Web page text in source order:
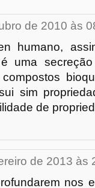
de 2010 às
humano,
uma
sim
de
de 2013 às
nos